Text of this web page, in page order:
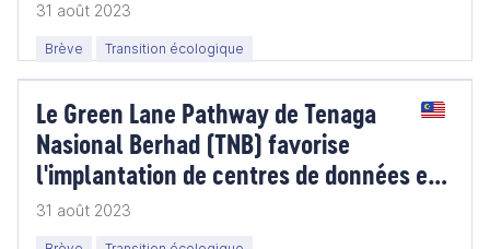
31 août 2023
Brève Transition écologique
Le Green Lane Pathway de Tenaga
Nasional Berhad (TNB) favorise
l'implantation de centres de données en
Malaisie.
31 août 2023